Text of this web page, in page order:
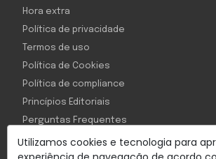
Utilizamos cookies e tecnologia para
Hora extra
Política de privacidade
Termos de uso
Política de Cookies
Política de compliance
Princípios Editoriais
Perguntas Frequentes